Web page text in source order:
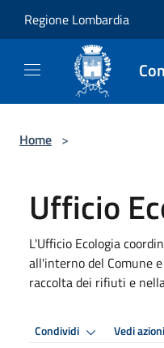
Regione Lombardia
Home >
Ufficio
L'Ufficio Ecologia
all'interno del Comune
raccolta dei rifiuti e
Condividi Vedi azioni